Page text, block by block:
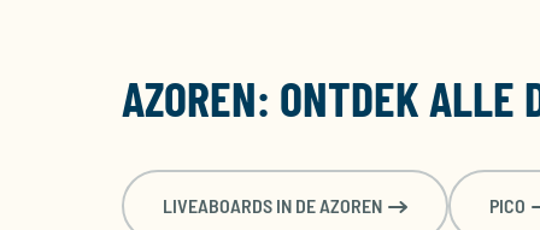
AZOREN: ONTDEK ALLE
LIVEABOARDS IN DE AZOREN PICO